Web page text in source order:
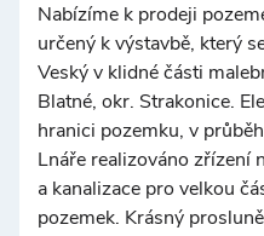
Nabízíme k prodeji
určený k výstavbě, který
Veský v klidné části
Blatné, okr. Strakonice.
hranici pozemku, v
Lnáře realizováno zřízení
a kanalizace pro velkou
pozemek. Krásný